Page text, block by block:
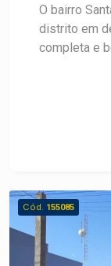
O bairro
distrito em
completa e
rodovias
comércio
construir Diferenciais: Melhor quadra do bairro
Vantagens
bairro
serviços Valorização: região com crescimento
Cód. 155085